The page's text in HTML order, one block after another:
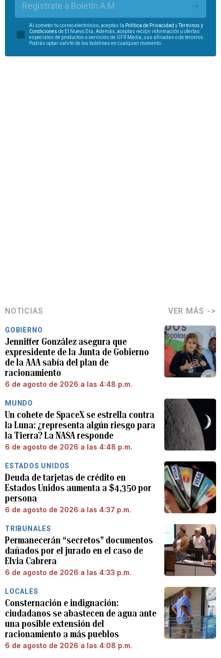
Regístrate a Boletín A.M.
Al someter tu correo electrónico, aceptas la Política de Privacidad yTérminos y
Condiciones de El Nuevo Día. Además, aceptas recibir información u ofertas
especiales de productos o servicios de GFR Media, sus afiliadas o de terceros.
Podrás optar salirte de los boletines en cualquier momento.
NOTICIAS VER MÁS
GOBIERNO
Jenniffer González asegura que
expresidente de la Junta de Gobierno
de la AAA sabía del plan de
racionamiento
6 de agosto de 2026 a las 4:48 p.m.
MUNDO
Un cohete de SpaceX se estrella contra
la Luna: ¿representa algún riesgo para
la Tierra? La NASA responde
6 de agosto de 2026 a las 4:48 p.m.
ESTADOS UNIDOS
Deuda de tarjetas de crédito en
Estados Unidos aumenta a $4,350 por
persona
6 de agosto de 2026 a las 4:37 p.m.
TRIBUNALES
Permanecerán “secretos” documentos
dañados por el jurado en el caso de
Elvia Cabrera
6 de agosto de 2026 a las 4:33 p.m.
LOCALES
Consternación e indignación:
ciudadanos se abastecen de agua ante
una posible extensión del
racionamiento a más pueblos
6 de agosto de 2026 a las 4:08 p.m.